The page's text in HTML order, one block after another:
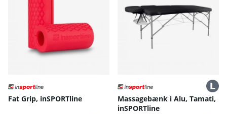
Fat Grip, inSPORTline
Massagebænk i Alu, Tamati,
inSPORTline